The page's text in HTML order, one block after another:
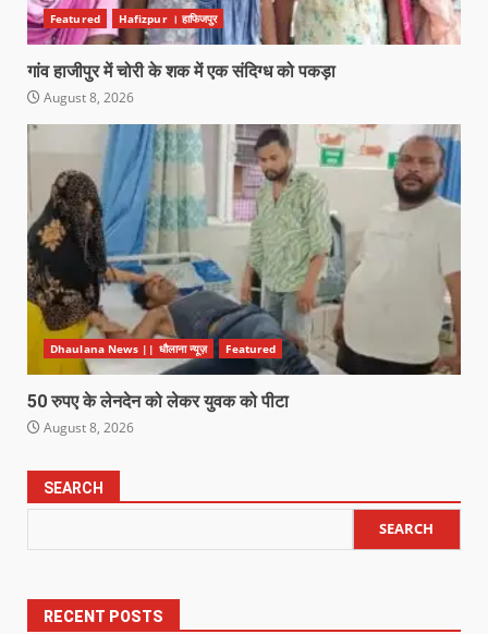
Featured Hafizpur । हाफिजपुर
गांव हाजीपुर में चोरी के शक में एक संदिग्ध को पकड़ा
August 8, 2026
Dhaulana News || धौलाना न्यूज़ Featured
50 रुपए के लेनदेन को लेकर युवक को पीटा
August 8, 2026
SEARCH
SEARCH
RECENT POSTS